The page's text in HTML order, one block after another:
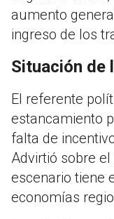
aumento
ingreso de los
Situación de
El referente
estancamiento
falta de
Advirtió sobre
escenario tiene
economías